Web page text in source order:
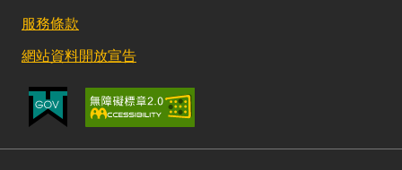
服務條款
網站資料開放宣告